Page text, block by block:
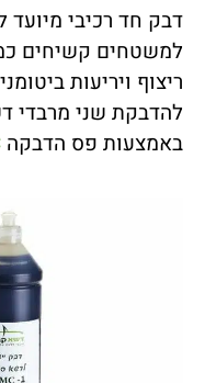
דבק חד רכיבי
למשטחים קשיחים
ריצוף ויריעות
להדבקת שני מרבדי
באמצעות פס הדבקה